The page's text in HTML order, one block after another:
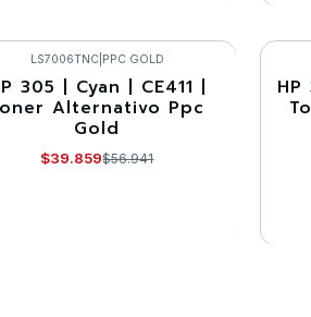
VER DETALLES
LS7006TNC| PPC GOLD
305 | Cyan | CE411 |
Alternativo Ppc
Gold
$39.859$56.941
-